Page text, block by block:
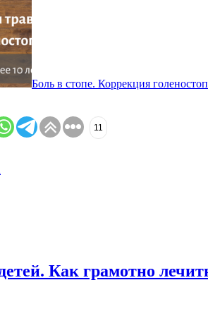
Боль в стопе. Коррекция
11
Как грамотно